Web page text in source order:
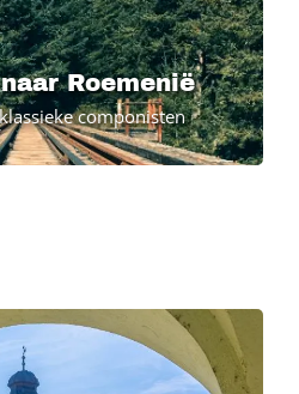
Roemenië
componisten